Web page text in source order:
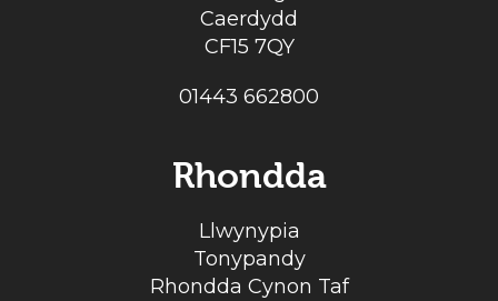
Caerdydd
CF15 7QY
01443 662800
Rhondda
Llwynypia
Tonypandy
Rhondda Cynon Taf